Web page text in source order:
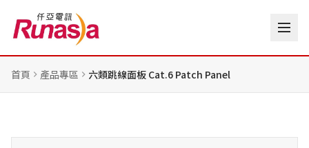
首頁 產品專區 六類跳線面板 Cat.6 Patch Panel